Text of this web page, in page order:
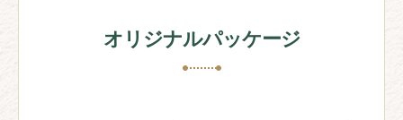
オリジナルパッケージ